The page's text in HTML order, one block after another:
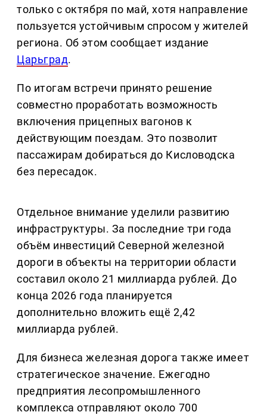
только с октября по май, хотя направление
пользуется устойчивым спросом у жителей
региона. Об этом сообщает издание
Царьград.
По итогам встречи принято решение
совместно проработать возможность
включения прицепных вагонов к
действующим поездам. Это позволит
пассажирам добираться до Кисловодска
без пересадок.
Отдельное внимание уделили развитию
инфраструктуры. За последние три года
объём инвестиций Северной железной
дороги в объекты на территории области
составил около 21 миллиарда рублей. До
конца 2026 года планируется
дополнительно вложить ещё 2,42
миллиарда рублей.
Для бизнеса железная дорога также имеет
стратегическое значение. Ежегодно
предприятия лесопромышленного
комплекса отправляют около 700